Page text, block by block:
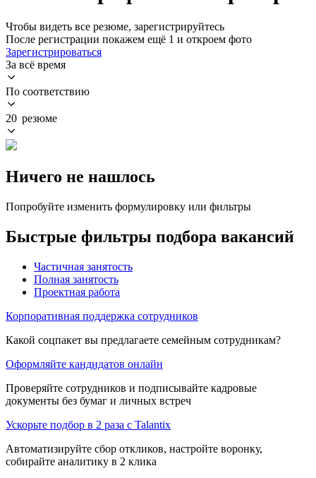
Чтобы видеть все резюме, зарегистрируйтесь
После регистрации покажем ещё 1 и откроем фото
Зарегистрироваться
За всё время
По соответствию
20 резюме
Ничего не нашлось
Попробуйте изменить формулировку или фильтры
Быстрые фильтры подбора вакансий
Частичная занятость
Полная занятость
Проектная работа
Корпоративная поддержка сотрудников
Какой соцпакет вы предлагаете семейным сотрудникам?
Оформляйте кандидатов онлайн
Проверяйте сотрудников и подписывайте кадровые
документы без бумаг и личных встреч
Ускорьте подбор в 2 раза с Talantix
Автоматизируйте сбор откликов, настройте воронку,
собирайте аналитику в 2 клика